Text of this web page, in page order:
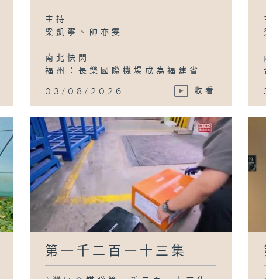
主持
梁凱寧、帥亦雯
南北快閃
福州：長樂國際機場成為福建省...
03/08/2026 收看
第一千二百一十三集